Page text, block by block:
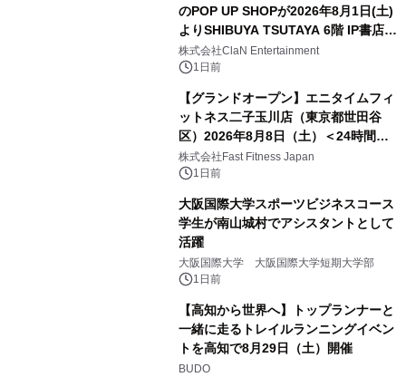
のPOP UP SHOPが2026年8月1日(土)
よりSHIBUYA TSUTAYA 6階 IP書店で
開催決定！！
株式会社ClaN Entertainment
1日前
【グランドオープン】エニタイムフィ
ットネス二子玉川店（東京都世田谷
区）2026年8月8日（土）＜24時間年
中無休のフィットネスジム＞
株式会社Fast Fitness Japan
1日前
大阪国際大学スポーツビジネスコース
学生が南山城村でアシスタントとして
活躍
大阪国際大学 大阪国際大学短期大学部
1日前
【高知から世界へ】トップランナーと
一緒に走るトレイルランニングイベン
トを高知で8月29日（土）開催
BUDO